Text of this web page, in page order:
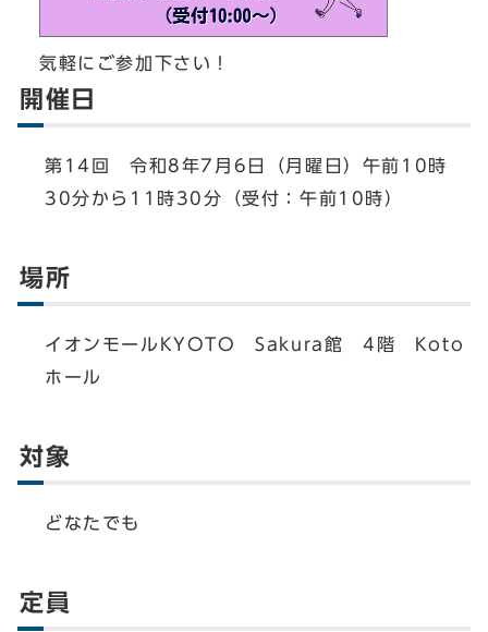
気軽にご参加下さい！
開催日
第14回 令和8年7月6日（月曜日）午前10時
30分から11時30分（受付：午前10時）
場所
イオンモールKYOTO Sakura館 4階 Koto
ホール
対象
どなたでも
定員